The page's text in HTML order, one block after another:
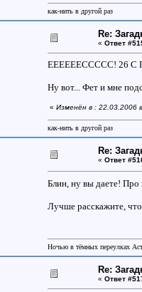
как-нить в другой раз
Re:
« Ответ
ЕЕЕЕЕЕССССС! 26
Ну вот... Фет и мне
« Изменён в : 22.03.2006
как-нить в другой раз
Re:
« Ответ
Блин, ну вы даете! Про
Лучше расскажите, что
Ночью в тёмных переулках
Re:
« Ответ